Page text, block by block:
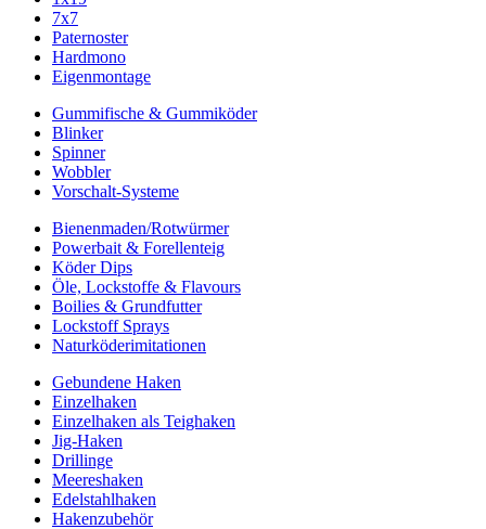
7x7
Paternoster
Hardmono
Eigenmontage
Gummifische & Gummiköder
Blinker
Spinner
Wobbler
Vorschalt-Systeme
Bienenmaden/Rotwürmer
Powerbait & Forellenteig
Köder Dips
Öle, Lockstoffe & Flavours
Boilies & Grundfutter
Lockstoff Sprays
Naturköderimitationen
Gebundene Haken
Einzelhaken
Einzelhaken als Teighaken
Jig-Haken
Drillinge
Meereshaken
Edelstahlhaken
Hakenzubehör